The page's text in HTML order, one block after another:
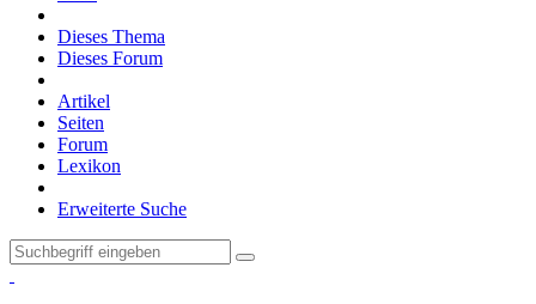
Dieses Thema
Dieses Forum
Artikel
Seiten
Forum
Lexikon
Erweiterte Suche